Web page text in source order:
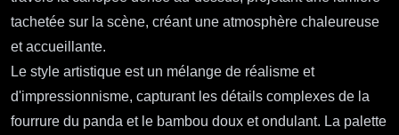
tachetée sur la scène, créant une atmosphère chaleureuse
et accueillante.
Le style artistique est un mélange de réalisme et
d'impressionnisme, capturant les détails complexes de la
fourrure du panda et le bambou doux et ondulant. La palette